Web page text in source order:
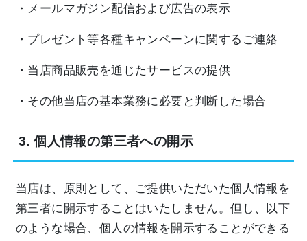
・メールマガジン配信および広告の表示
・プレゼント等各種キャンペーンに関するご連絡
・当店商品販売を通じたサービスの提供
・その他当店の基本業務に必要と判断した場合
3. 個人情報の第三者への開示
当店は、原則として、ご提供いただいた個人情報を
第三者に開示することはいたしません。但し、以下
のような場合、個人の情報を開示することができる